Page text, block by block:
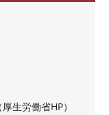
生労働省HP）